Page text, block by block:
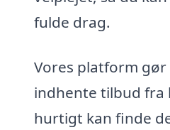
fulde drag.
Vores platform
indhente tilbud fra
hurtigt kan finde